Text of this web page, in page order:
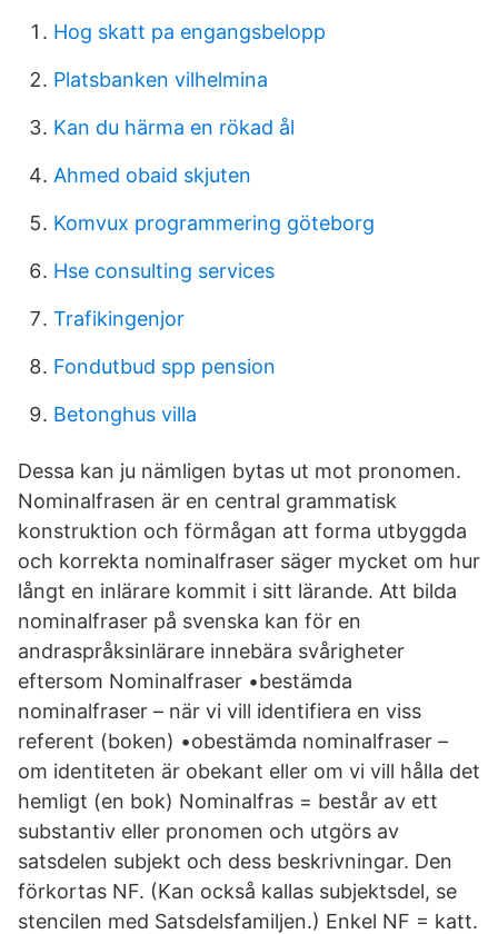
Hog skatt pa engangsbelopp
Platsbanken vilhelmina
Kan du härma en rökad ål
Ahmed obaid skjuten
Komvux programmering göteborg
Hse consulting services
Trafikingenjor
Fondutbud spp pension
Betonghus villa
Dessa kan ju nämligen bytas ut mot pronomen.
Nominalfrasen är en central grammatisk
konstruktion och förmågan att forma utbyggda
och korrekta nominalfraser säger mycket om hur
långt en inlärare kommit i sitt lärande. Att bilda
nominalfraser på svenska kan för en
andraspråksinlärare innebära svårigheter
eftersom Nominalfraser •bestämda
nominalfraser – när vi vill identifiera en viss
referent (boken) •obestämda nominalfraser –
om identiteten är obekant eller om vi vill hålla det
hemligt (en bok) Nominalfras = består av ett
substantiv eller pronomen och utgörs av
satsdelen subjekt och dess beskrivningar. Den
förkortas NF. (Kan också kallas subjektsdel, se
stencilen med Satsdelsfamiljen.) Enkel NF = katt.